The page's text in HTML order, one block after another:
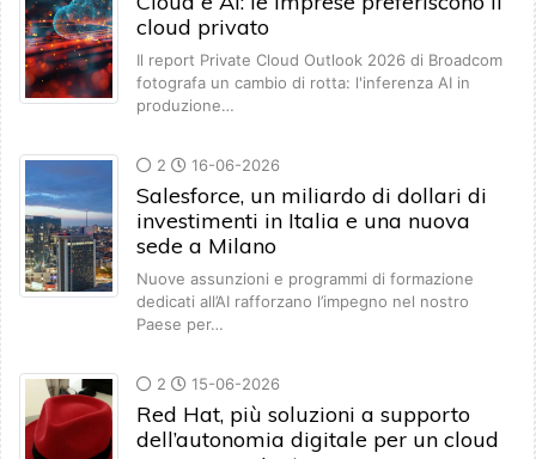
cloud privato
Il report Private Cloud Outlook 2026 di Broadcom
fotografa un cambio di rotta: l'inferenza AI in
produzione…
2 16-06-2026
Salesforce, un miliardo di dollari di
investimenti in Italia e una nuova
sede a Milano
Nuove assunzioni e programmi di formazione
dedicati all’AI rafforzano l’impegno nel nostro
Paese per…
2 15-06-2026
Red Hat, più soluzioni a supporto
dell’autonomia digitale per un cloud